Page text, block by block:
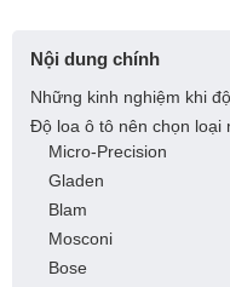
Nội dung chính
Những kinh nghiệm khi
Độ loa ô tô nên chọn loại
Micro-Precision
Gladen
Blam
Mosconi
Bose